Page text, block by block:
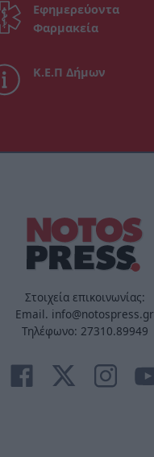
Εφημερεύοντα
Φαρμακεία
Κ.Ε.Π Δήμων
Στοιχεία επικοινωνίας:
Email. info@notospress.gr
Τηλέφωνο: 27310.89949